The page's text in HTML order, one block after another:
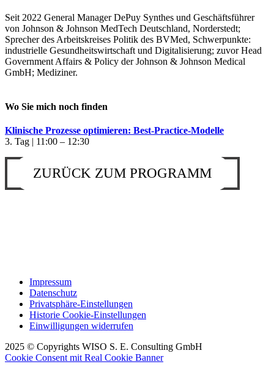
Seit 2022 General Manager DePuy Synthes und Geschäftsführer
von Johnson & Johnson MedTech Deutschland, Norderstedt;
Sprecher des Arbeitskreises Politik des BVMed, Schwerpunkte:
industrielle Gesundheitswirtschaft und Digitalisierung; zuvor Head
Government Affairs & Policy der Johnson & Johnson Medical
GmbH; Mediziner.
Wo Sie mich noch finden
Klinische Prozesse optimieren: Best-Practice-Modelle
3. Tag | 11:00 – 12:30
ZURÜCK ZUM PROGRAMM
Impressum
Datenschutz
Privatsphäre-Einstellungen
Historie Cookie-Einstellungen
Einwilligungen widerrufen
2025 © Copyrights WISO S. E. Consulting GmbH
Cookie Consent mit Real Cookie Banner